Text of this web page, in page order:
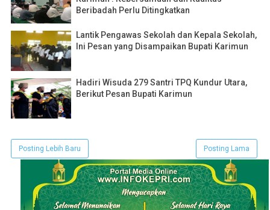
Beribadah Perlu Ditingkatkan
Lantik Pengawas Sekolah dan Kepala Sekolah,
Ini Pesan yang Disampaikan Bupati Karimun
Hadiri Wisuda 279 Santri TPQ Kundur Utara,
Berikut Pesan Bupati Karimun
Posting Lebih Baru Posting Lama